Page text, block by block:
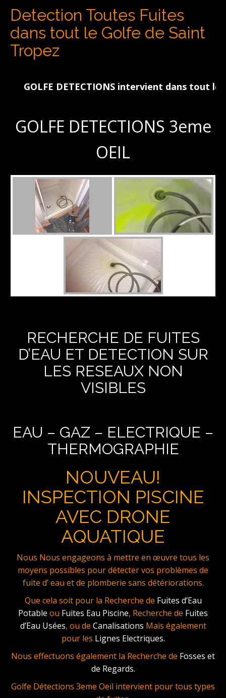
Detection Toutes Fuites
dans tout le Golfe de Saint
Tropez
GOLFE DETECTIONS intervient dans tout le
GOLFE DETECTIONS 3eme
OEIL
RECHERCHE DE FUITES
D’EAU ET DETECTION SUR
LES RESEAUX NON
VISIBLES
EAU – GAZ – ELECTRIQUE –
THERMOGRAPHIE
NOUVEAU!
INSPECTION PISCINE
AVEC DRONE
AQUATIQUE
Nous Nous engageons à mettre en œuvre tous les
moyens possibles pour détecter vos problèmes de
fuite d’ eau et de plomberie sans détériorations.
Que cela soit pour la Recherche de Fuites d’Eau
Potable ou Fuites Eau Piscine, Recherche de Fuites
d’Eau Usées, ou de Canalisations Mais également
pour les Lignes Electriques.
Nous effectuons également la Recherche de Fosses et
de Regards.
Golfe Détections 3eme Oeil intervient pour tous types